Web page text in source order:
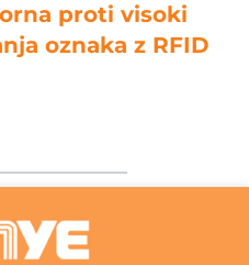
proti visoki
oznaka z RFID